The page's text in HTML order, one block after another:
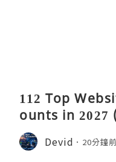
112 Top
ounts in 2027
Devid 20分鐘前